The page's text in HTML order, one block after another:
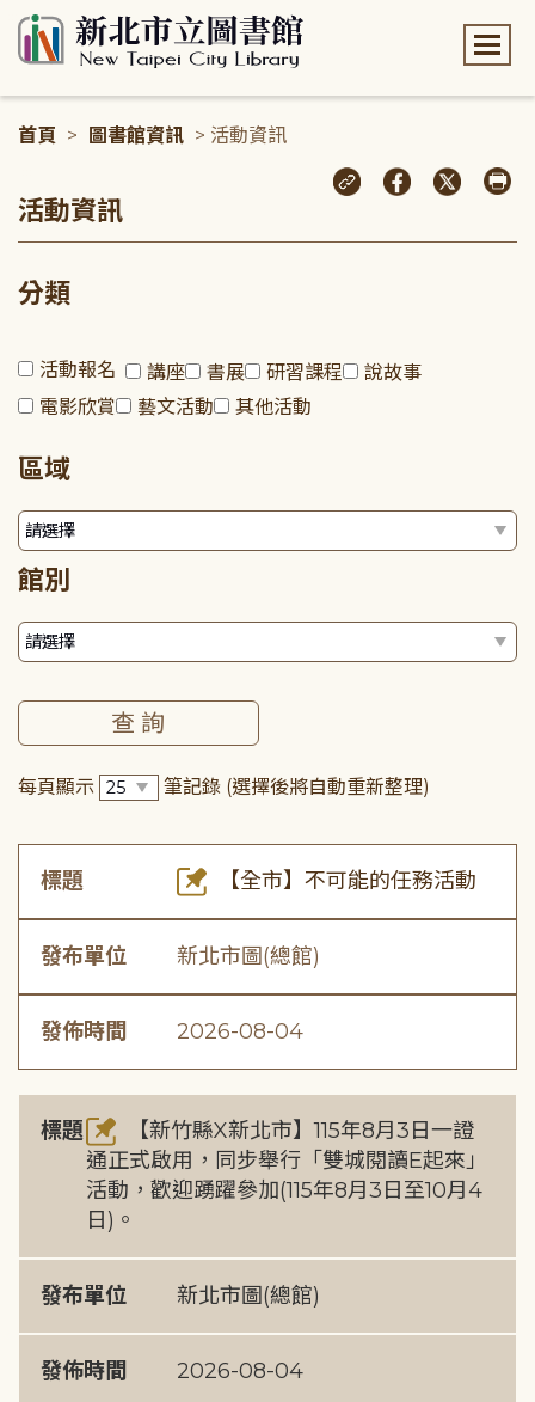
首頁 > 圖書館資訊 > 活動資訊
活動資訊
分類
活動報名 講座 書展 研習課程
說故事
電影欣賞
藝文活動 其他活動
區域
館別
每頁顯示 筆記錄 (選擇後將自動重新整理)
標題 【全市】不可能的任務活動
發布單位 新北市圖(總館)
發佈時間 2026-08-04
標題
【新竹縣X新北市】115年8月3日一證
通正式啟用，同步舉行「雙城閱讀E起來」
活動，歡迎踴躍參加(115年8月3日至10月4
日)。
發布單位 新北市圖(總館)
發佈時間 2026-08-04